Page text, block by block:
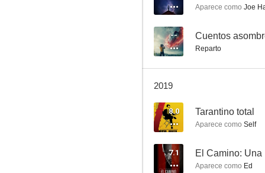
Walker Texas Ranger
Aparece como Joe
--
Reparto
2019
8.0 Tarantino total
Aparece como Self
7.1
Aparece como Ed